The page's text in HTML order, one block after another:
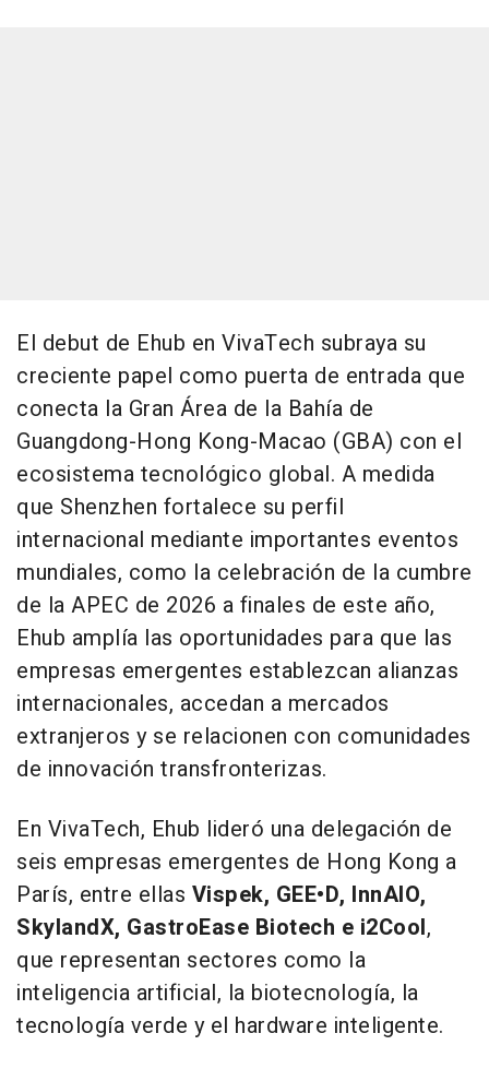
El debut de Ehub en VivaTech subraya su
creciente papel como puerta de entrada que
conecta la Gran Área de la Bahía de
Guangdong-Hong Kong-Macao (GBA) con el
ecosistema tecnológico global. A medida
que Shenzhen fortalece su perfil
internacional mediante importantes eventos
mundiales, como la celebración de la cumbre
de la APEC de 2026 a finales de este año,
Ehub amplía las oportunidades para que las
empresas emergentes establezcan alianzas
internacionales, accedan a mercados
extranjeros y se relacionen con comunidades
de innovación transfronterizas.
En VivaTech, Ehub lideró una delegación de
seis empresas emergentes de Hong Kong a
París, entre ellas Vispek, GEE•D, InnAIO,
SkylandX, GastroEase Biotech e i2Cool,
que representan sectores como la
inteligencia artificial, la biotecnología, la
tecnología verde y el hardware inteligente.